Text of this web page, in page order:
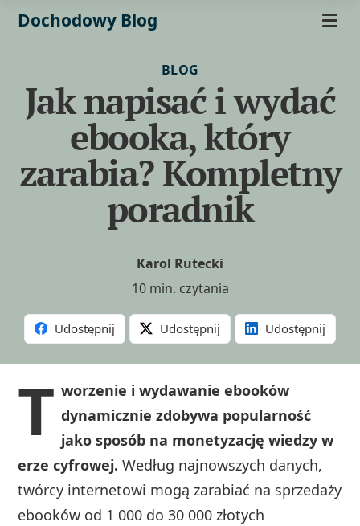
Dochodowy Blog
BLOG
Jak napisać i wydać
ebooka, który
zarabia? Kompletny
poradnik
Karol Rutecki
10 min. czytania
Udostępnij Udostępnij Udostępnij
T worzenie i wydawanie ebooków
dynamicznie zdobywa popularność
jako sposób na monetyzację wiedzy w
erze cyfrowej. Według najnowszych danych,
twórcy internetowi mogą zarabiać na sprzedaży
ebooków od 1 000 do 30 000 złotych